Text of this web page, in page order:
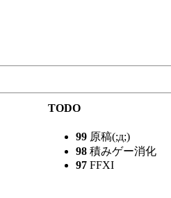
TODO
99 原稿(;д;)
98 積みゲー消化
97 FFXI